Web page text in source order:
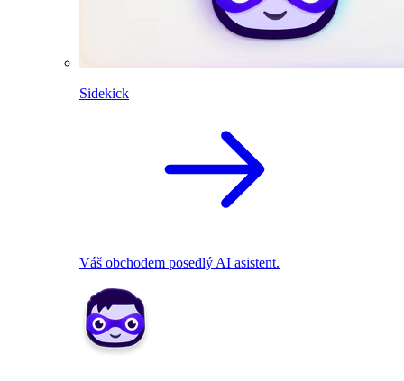
Sidekick
Váš obchodem posedlý AI asistent.